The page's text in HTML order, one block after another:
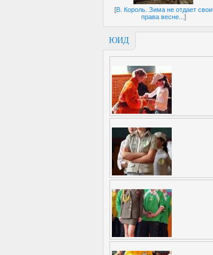
[В. Король. Зима не отдает свои
права весне... ]
ЮИД